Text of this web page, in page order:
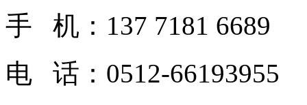
手 机：137 7181 6689
电 话：0512-66193955